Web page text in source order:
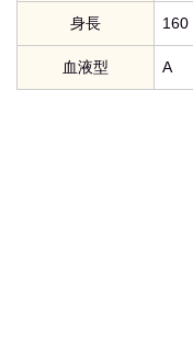
身長 160
血液型 A